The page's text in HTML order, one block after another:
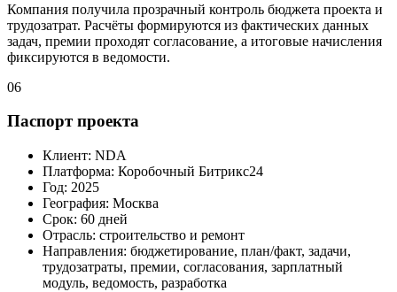
Компания получила прозрачный контроль бюджета проекта и
трудозатрат. Расчёты формируются из фактических данных
задач, премии проходят согласование, а итоговые начисления
фиксируются в ведомости.
06
Паспорт проекта
Клиент: NDA
Платформа: Коробочный Битрикс24
Год: 2025
География: Москва
Срок: 60 дней
Отрасль: строительство и ремонт
Направления: бюджетирование, план/факт, задачи,
трудозатраты, премии, согласования, зарплатный
модуль, ведомость, разработка